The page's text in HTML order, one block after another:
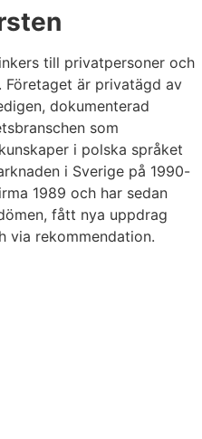
till privatpersoner och
är privatägd av
dokumenterad
som
i polska språket
i Sverige på 1990-
1989 och har sedan
fått nya uppdrag
via rekommendation.